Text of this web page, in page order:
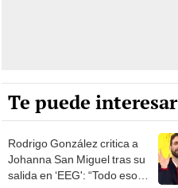
Te puede interesar
Rodrigo González critica a
Johanna San Miguel tras su
salida en ‘EEG': “Todo eso